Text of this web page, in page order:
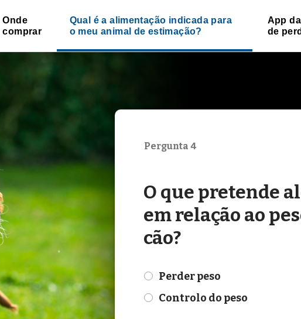
Onde
comprar
Qual é a alimentação indicada para
o meu animal de estimação?
App
de
Pergunta 4
O que pretende
em relação ao
cão?
check Perder peso
check Controlo do peso